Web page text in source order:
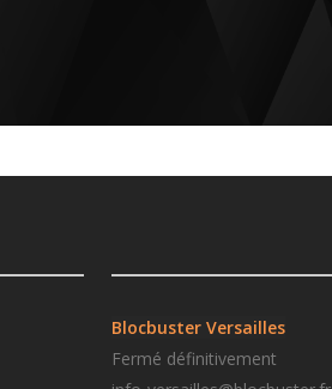
BlocbusterVersailles
Fermé définitivement